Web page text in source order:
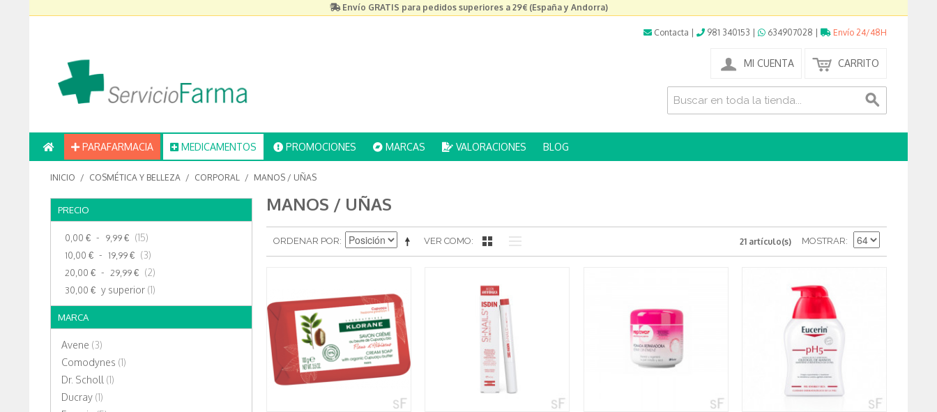
Envío GRATIS para pedidos superiores a 29€ (España y Andorra)
Contacta 981 340153 634907028 Envío 24/48H
MI CUENTA CARRITO
PARAFARMACIA MEDICAMENTOS PROMOCIONES MARCAS VALORACIONES BLOG
INICIO / COSMÉTICA Y BELLEZA / CORPORAL / MANOS / UÑAS
PRECIO
0,00 € - 9,99 € (15)
10,00 € - 19,99 € (3)
20,00 € - 29,99 € (2)
30,00 € y superior (1)
MARCA
Avene (3)
Comodynes (1)
Dr. Scholl (1)
Ducray (1)
MANOS / UÑAS
VER COMO
ORDENAR POR 21 artículo(s) MOSTRAR